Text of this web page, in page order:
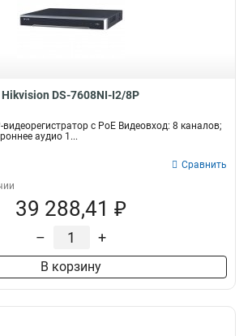
Hikvision DS-7608NI-I2/8P
c PoE Видеовход: 8 каналов;
аудио 1...
Сравнить
39 288,41 ₽
– +
В корзину